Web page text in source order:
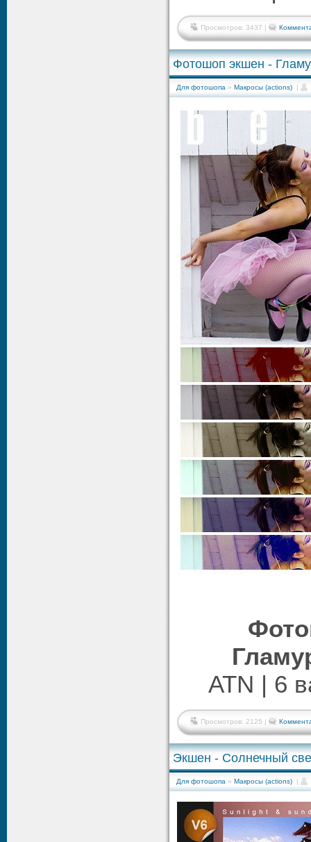
Просмотров: 3437 |
Фотошоп экшен -
Для фотошопа » Макросы (actions) |
ATN | 6
Просмотров: 2125 |
Экшен - Солнечный
Для фотошопа » Макросы (actions) |